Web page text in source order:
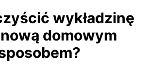
wykładzinę
domowym